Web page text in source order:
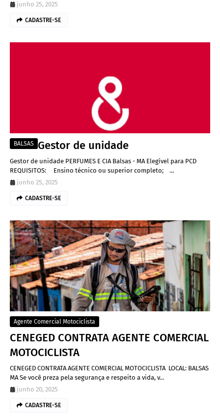
junho 25, 2025
CADASTRE-SE
BALSAS Gestor de unidade
Gestor de unidade PERFUMES E CIA Balsas - MA Elegível para PCD
REQUISITOS: Ensino técnico ou superior completo; …
junho 25, 2025
CADASTRE-SE
Agente Comercial Motociclista
CENEGED CONTRATA AGENTE COMERCIAL
MOTOCICLISTA
CENEGED CONTRATA AGENTE COMERCIAL MOTOCICLISTA LOCAL: BALSAS
MA Se você preza pela segurança e respeito a vida, v…
junho 20, 2025
CADASTRE-SE